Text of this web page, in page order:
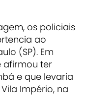
os policiais
ao
(SP). Em
afirmou ter
e que levaria
Império, na